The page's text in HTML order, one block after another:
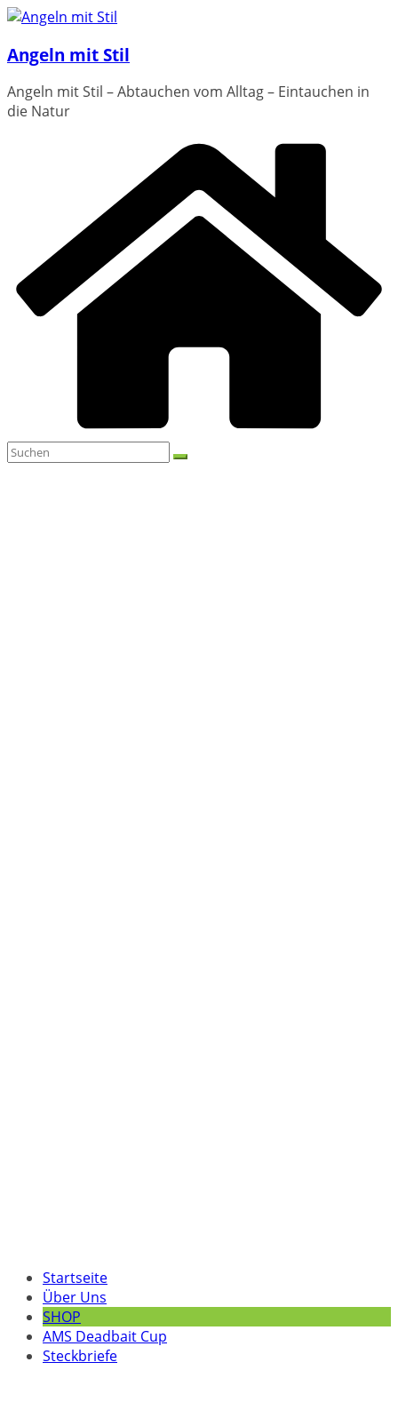
Zum
springen
Angeln mit Stil
Angeln mit Stil – Abtauchen vom Alltag – Eintauchen in
die Natur
Startseite
Über Uns
SHOP
AMS Deadbait Cup
Steckbriefe